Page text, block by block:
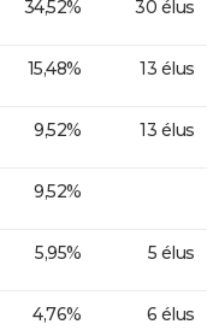
34,52% 30 élus
15,48% 13 élus
9,52% 13 élus
9,52%
5,95% 5 élus
4,76% 6 élus